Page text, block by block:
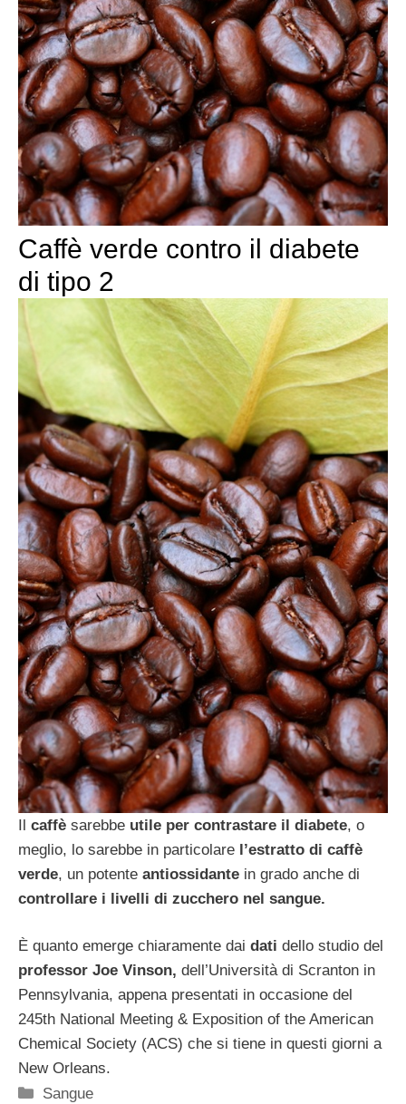
Caffè verde contro il diabete
di tipo 2
Il caffè sarebbe utile per contrastare il diabete, o
meglio, lo sarebbe in particolare l’estratto di caffè
verde, un potente antiossidante in grado anche di
controllare i livelli di zucchero nel sangue.
È quanto emerge chiaramente dai dati dello studio del
professor Joe Vinson, dell’Università di Scranton in
Pennsylvania, appena presentati in occasione del
245th National Meeting & Exposition of the American
Chemical Society (ACS) che si tiene in questi giorni a
New Orleans.
Categorie
Sangue